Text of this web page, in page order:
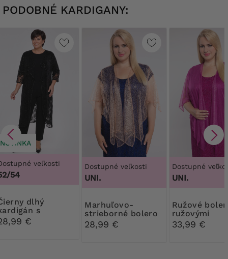
PODOBNÉ KARDIGANY:
NOVINKA
veľkosti
54
s
kvetmi
€
Dostupné veľkosti
UNI.
Marhuľovo-
strieborné bolero
28,99 €
Dostupné
UNI.
Ružové bolerko s
ružovými
ozdobami
33,99 €